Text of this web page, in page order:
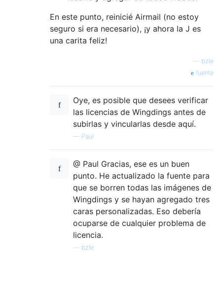
En este punto, reinicié Airmail (no estoy
seguro si era necesario), ¡y ahora la J es
una carita feliz!
bzle
fuente
Oye, es posible que desees verificar
las licencias de Wingdings antes de
subirlas y vincularlas desde aquí.
— Paul
@ Paul Gracias, ese es un buen
punto. He actualizado la fuente para
que se borren todas las imágenes de
Wingdings y se hayan agregado tres
caras personalizadas. Eso debería
ocuparse de cualquier problema de
licencia.
bzle